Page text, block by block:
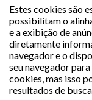
Estes cookies são
possibilitam o
e a exibição de
diretamente
navegador e o
seu navegador
cookies, mas isso
resultados de